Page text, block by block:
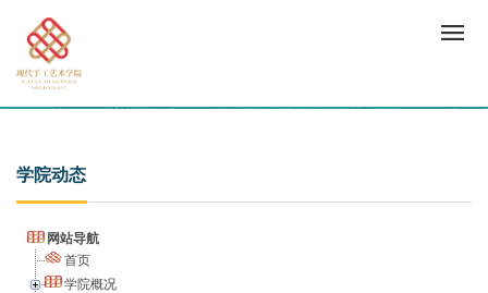
学院动态
网站导航
首页
学院概况